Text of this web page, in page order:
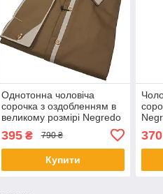
Однотонна чоловіча
сорочка з оздобленням в
великому розмірі Negredo
395₴ 790 ₴
Купити
370